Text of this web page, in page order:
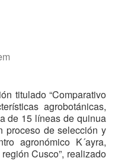
titulado “Comparativo
agrobotánicas,
de 15 líneas de quinua
proceso de selección y
agronómico K´ayra,
Cusco”, realizado